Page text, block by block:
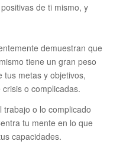
de ti mismo, y
demuestran que
tiene un gran peso
tus metas y objetivos,
o complicadas.
trabajo o lo complicado
tu mente en lo que
capacidades.